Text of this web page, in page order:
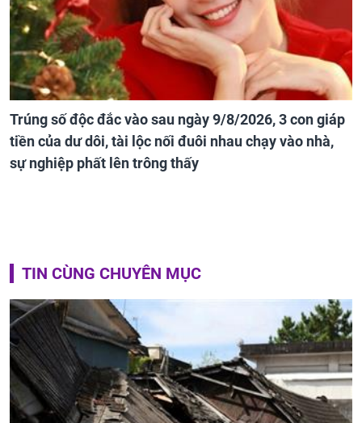
Trúng số độc đắc vào sau ngày 9/8/2026, 3 con giáp
tiền của dư dôi, tài lộc nối đuôi nhau chạy vào nhà,
sự nghiệp phất lên trông thấy
TIN CÙNG CHUYÊN MỤC